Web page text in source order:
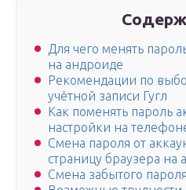
Для чего менять
на андроиде
Рекомендации по
учётной записи Гугл
Как поменять пароль
настройки на
Смена пароля от
страницу браузера на
Смена забытого пароля